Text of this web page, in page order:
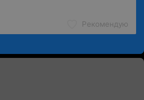
Рекомендую